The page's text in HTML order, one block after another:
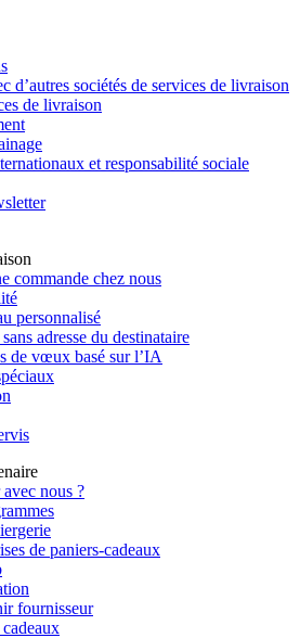
d’autres sociétés de services de livraison
de livraison
et responsabilité sociale
commande chez nous
personnalisé
adresse du destinataire
de vœux basé sur l’IA
avec nous ?
de paniers-cadeaux
fournisseur